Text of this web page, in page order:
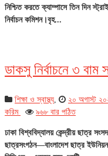
নিশ্চিত করতে ক্যাম্পাসে তিন দিন
নির্বাচন কমিশন।বৃহ...
ডাকসু নির্বাচনে ৩
শিক্ষা ও স্বাস্থ্য, ২০ অগাস্ট
করিম
৯৬৮ বার পঠিত
ঢাকা বিশ্ববিদ্যালয় কেন্দ্রীয় ছাত্র
ছাত্রসংগঠন—বাংলাদেশ ছাত্র